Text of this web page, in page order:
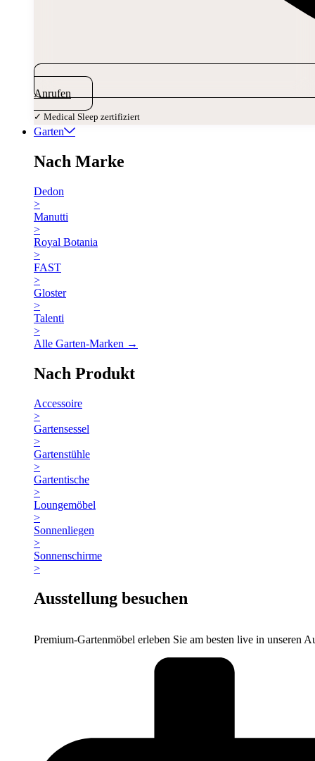
Anrufen
✓ Medical Sleep zertifiziert
Garten
Nach Marke
Dedon
>
Manutti
>
Royal Botania
>
FAST
>
Gloster
>
Talenti
>
Alle Garten-Marken →
Nach Produkt
Accessoire
>
Gartensessel
>
Gartenstühle
>
Gartentische
>
Loungemöbel
>
Sonnenliegen
>
Sonnenschirme
>
Ausstellung besuchen
Premium-Gartenmöbel erleben Sie am besten live in unseren